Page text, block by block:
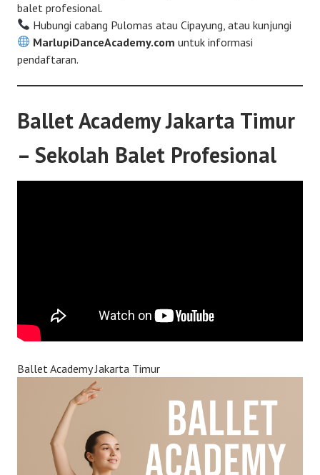
balet profesional.
Hubungi cabang Pulomas atau Cipayung, atau kunjungi
MarlupiDanceAcademy.com untuk informasi
pendaftaran.
Ballet Academy Jakarta Timur
– Sekolah Balet Profesional
Ballet Academy Jakarta Timur